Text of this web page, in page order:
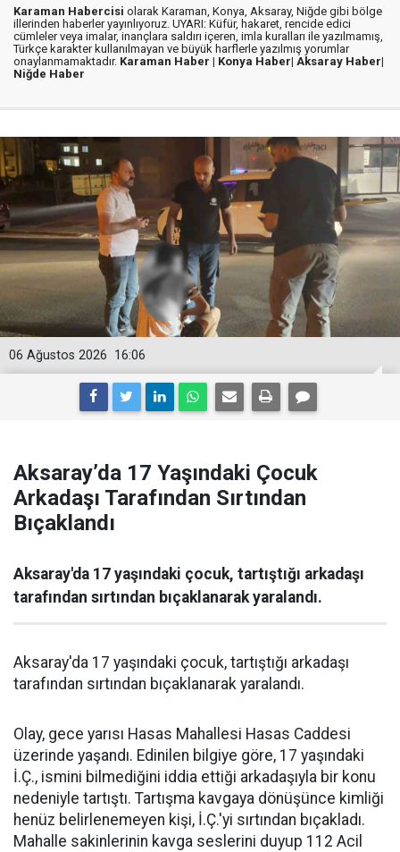
Karaman Habercisi olarak Karaman, Konya, Aksaray, Niğde gibi bölge
illerinden haberler yayınlıyoruz. UYARI: Küfür, hakaret, rencide edici
cümleler veya imalar, inançlara saldırı içeren, imla kuralları ile yazılmamış,
Türkçe karakter kullanılmayan ve büyük harflerle yazılmış yorumlar
onaylanmamaktadır. Karaman Haber | Konya Haber| Aksaray Haber|
Niğde Haber
16:06
06 Ağustos 2026
Aksaray’da 17 Yaşındaki Çocuk
Arkadaşı Tarafından Sırtından
Bıçaklandı
Aksaray'da 17 yaşındaki çocuk, tartıştığı arkadaşı
tarafından sırtından bıçaklanarak yaralandı.
Aksaray'da 17 yaşındaki çocuk, tartıştığı arkadaşı
tarafından sırtından bıçaklanarak yaralandı.
Olay, gece yarısı Hasas Mahallesi Hasas Caddesi
üzerinde yaşandı. Edinilen bilgiye göre, 17 yaşındaki
İ.Ç., ismini bilmediğini iddia ettiği arkadaşıyla bir konu
nedeniyle tartıştı. Tartışma kavgaya dönüşünce kimliği
henüz belirlenemeyen kişi, İ.Ç.'yi sırtından bıçakladı.
Mahalle sakinlerinin kavga seslerini duyup 112 Acil